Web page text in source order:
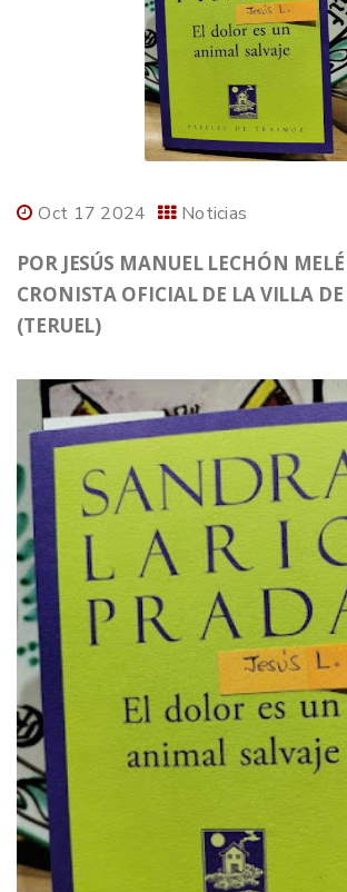
Oct 17 2024 Noticias
POR JESÚS MANUEL LECHÓN
CRONISTA OFICIAL DE LA VILLA
(TERUEL)